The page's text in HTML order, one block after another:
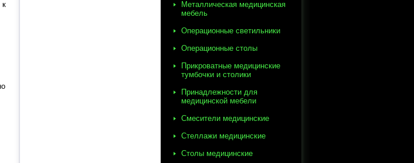
к
Металлическая медицинская
мебель
Операционные светильники
Операционные столы
Прикроватные медицинские
тумбочки и столики
Принадлежности для
медицинской мебели
Смесители медицинские
Стеллажи медицинские
Столы медицинские